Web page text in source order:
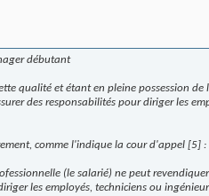
débutant
qualité et étant en pleine possession
des responsabilités pour diriger les
comme l'indique la cour d'appel [5] :
(le salarié) ne peut
les employés, techniciens ou